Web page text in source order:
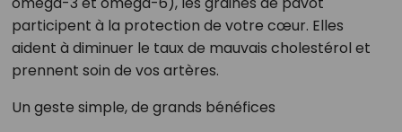
participent à la protection de votre cœur. Elles
aident à diminuer le taux de mauvais cholestérol et
prennent soin de vos artères.
Un geste simple, de grands bénéfices